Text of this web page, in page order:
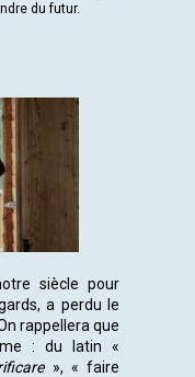
du futur.
siècle pour
a perdu le
rappellera que
: du latin «
», « faire